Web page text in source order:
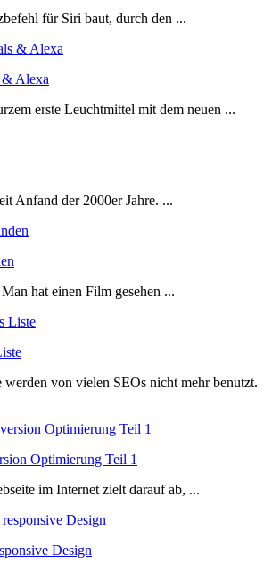
für Siri baut, durch den ...
& Alexa
erste Leuchtmittel mit dem neuen ...
Anfand der 2000er Jahre. ...
hat einen Film gesehen ...
von vielen SEOs nicht mehr benutzt.
Optimierung Teil 1
im Internet zielt darauf ab, ...
Design